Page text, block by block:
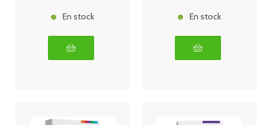
En stock En stock